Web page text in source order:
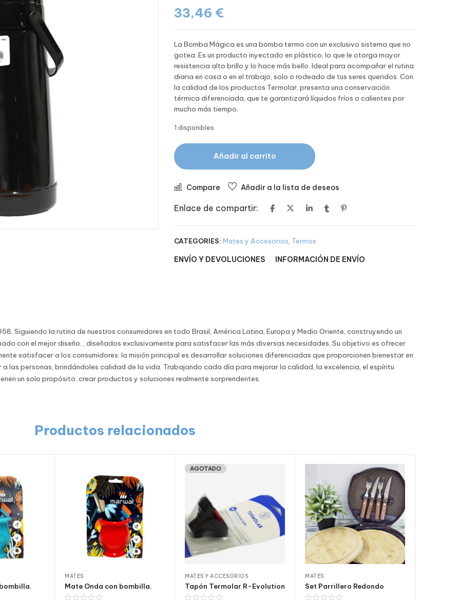
33,46 €
La Bomba Mágica es una bomba termo con un exclusivo sistema que no
gotea. Es un producto inyectado en plástico, lo que le otorga mayor
resistencia alto brillo y lo hace más bello. Ideal para acompañar el rutina
diaria en casa o en el trabajo, solo o rodeado de tus seres queridos. Con
la calidad de los productos Termolar, presenta una conservación
térmica diferenciada, que te garantizará líquidos fríos o calientes por
mucho más tiempo.
1 disponibles
Añadir al carrito
Compare Añadir a la lista de deseos
Enlace de compartir:
CATEGORIES: Mates y Accesorios Termos
ENVÍO Y DEVOLUCIONES INFORMACIÓN DE ENVÍO
Siguiendo la rutina de nuestros consumidores en todo Brasil, América Latina, Europa y Medio Oriente, construyendo un
con el mejor diseño. , diseñados exclusivamente para satisfacer las más diversas necesidades. Su objetivo es ofrecer
satisfacer a los consumidores: la misión principal es desarrollar soluciones diferenciadas que proporcionen bienestar en
a las personas, brindándoles calidad de la vida. Trabajando cada día para mejorar la calidad, la excelencia, el espíritu
un solo propósito: crear productos y soluciones realmente sorprendentes.
Productos relacionados
MATES
Mate Onda con bombilla.
AGOTADO
MATES Y ACCESORIOS
Tapón Termolar R-Evolution
MATES
Set Parrillero Redondo